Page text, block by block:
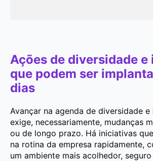
Ações de diversidade e
que podem ser
dias
Avançar na agenda de diversidade e
exige, necessariamente, mudanças
ou de longo prazo. Há iniciativas
na rotina da empresa rapidamente,
um ambiente mais acolhedor,